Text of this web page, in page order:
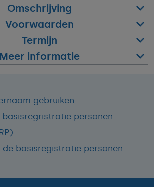
Omschrijving
Voorwaarden
Termijn
Meer informatie
gebruiken
basisregristratie personen
de basisregistratie personen